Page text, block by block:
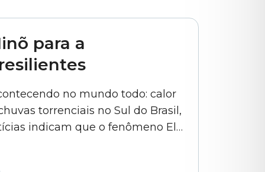
para a
no mundo todo: calor
torrenciais no Sul do Brasil,
indicam que o fenômeno El